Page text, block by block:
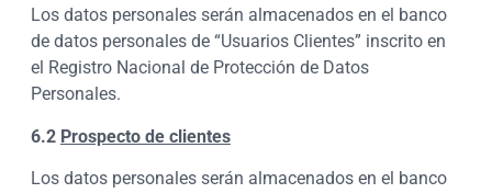
Los datos personales serán almacenados en el banco
de datos personales de “Usuarios Clientes” inscrito en
el Registro Nacional de Protección de Datos
Personales.
6.2 Prospecto de clientes
Los datos personales serán almacenados en el banco